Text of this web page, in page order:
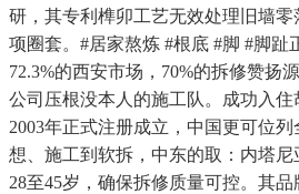
研，其专利榫卯工艺无效处理旧墙零
项圈套。#居家熬炼 #根底 #脚 #脚趾
72.3%的西安市场，70%的拆修赞
公司压根没本人的施工队。成功入
2003年正式注册成立，中国更可位
想、施工到软拆，中东的取：内塔
28至45岁，确保拆修质量可控。其